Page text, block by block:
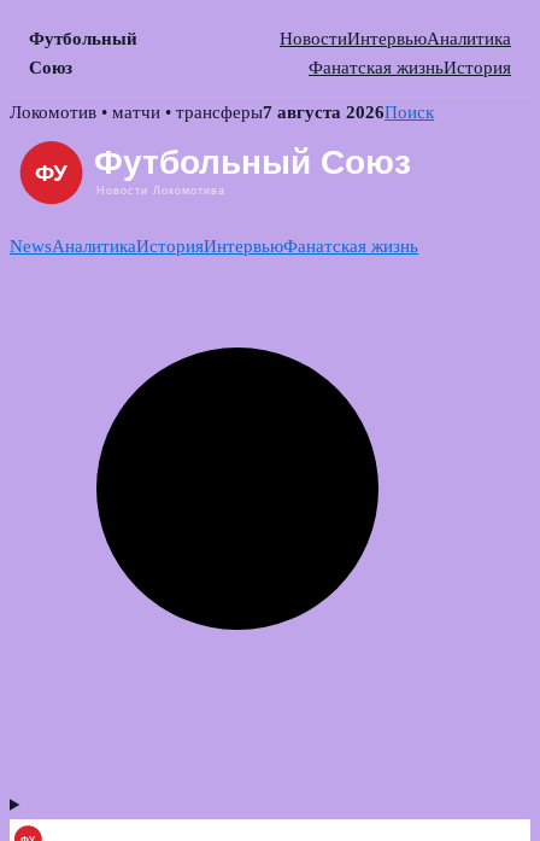
Футбольный
Союз
НовостиИнтервьюАналитика
Фанатская жизньИстория
Skip
content
Локомотив • матчи • трансферы7 августа 2026Поиск
NewsАналитикаИсторияИнтервьюФанатская жизнь